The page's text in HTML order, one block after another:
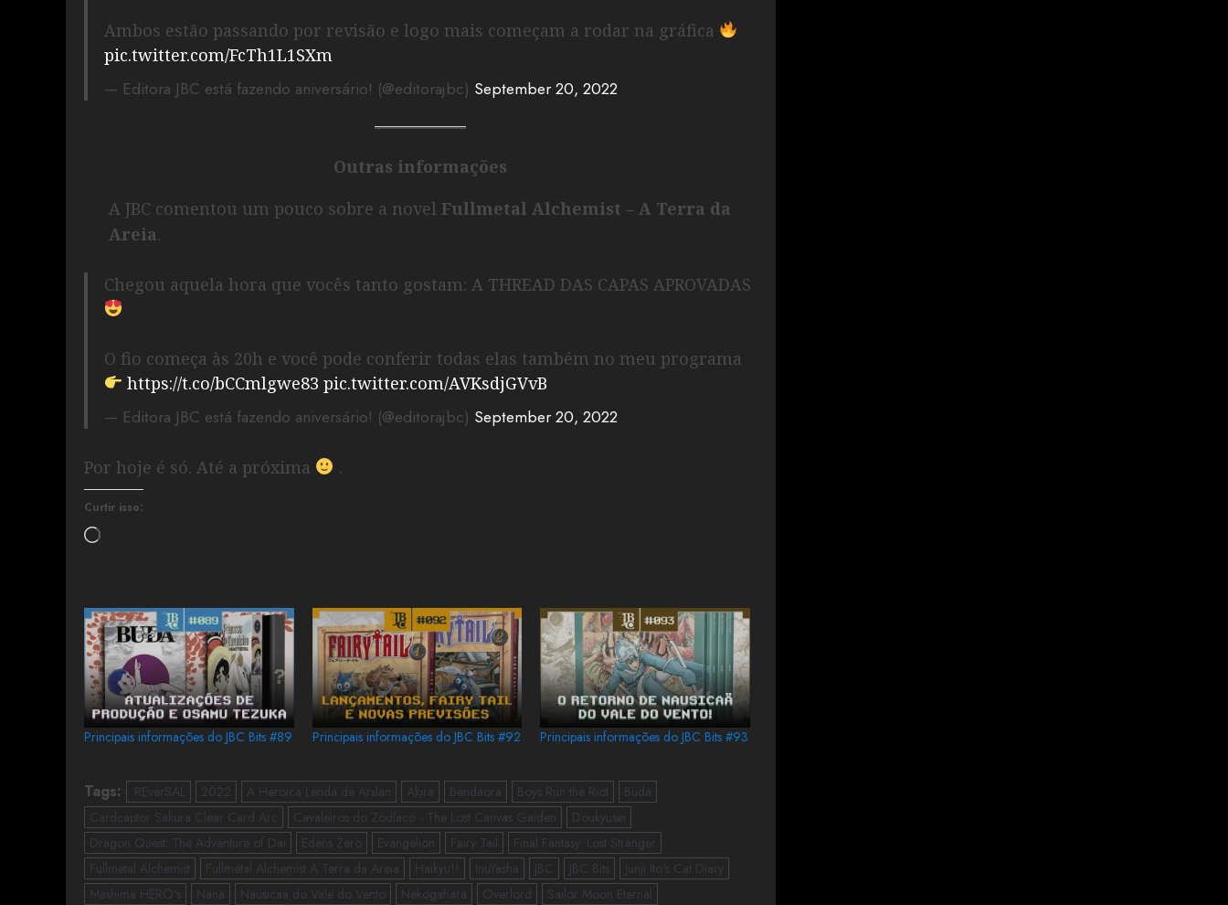
Ambos estão passando por revisão e logo mais começam a rodar na gráfica
pic.twitter.com/FcTh1L1SXm
— Editora JBC está fazendo aniversário! (@editorajbc) September 20, 2022
Outras informações
A JBC comentou um pouco sobre a novel Fullmetal Alchemist – A Terra da
Areia.
Chegou aquela hora que vocês tanto gostam: A THREAD DAS CAPAS APROVADAS
O fio começa às 20h e você pode conferir todas elas também no meu programa
https://t.co/bCCmlgwe83 pic.twitter.com/AVKsdjGVvB
— Editora JBC está fazendo aniversário! (@editorajbc) September 20, 2022
Por hoje é só. Até a próxima .
Curtir isso:
Principais informações do JBC Bits #89 Principais informações do JBC Bits #92 Principais informações do JBC Bits #93
Tags: :REverSAL 2022 A Heroica Lenda de Arslan Akira Bendaora Boys Run the Riot
Buda
Cardcaptor Sakura Clear Card Arc
Cavaleiros do Zodíaco - The Lost Canvas Gaiden
Doukyusei
Dragon Quest: The Adventure of Dai
Edens Zero Evangelion Fairy Tail
Final Fantasy: Lost Stranger
Fullmetal Alchemist
Fullmetal Alchemist A Terra da Areia Haikyu!! InuYasha JBC JBC Bits
Junji Ito's Cat Diary
Mashima HERO's
Nana Nausicaa do Vale do Vento Nekogahara Overlord Sailor Moon Eternal